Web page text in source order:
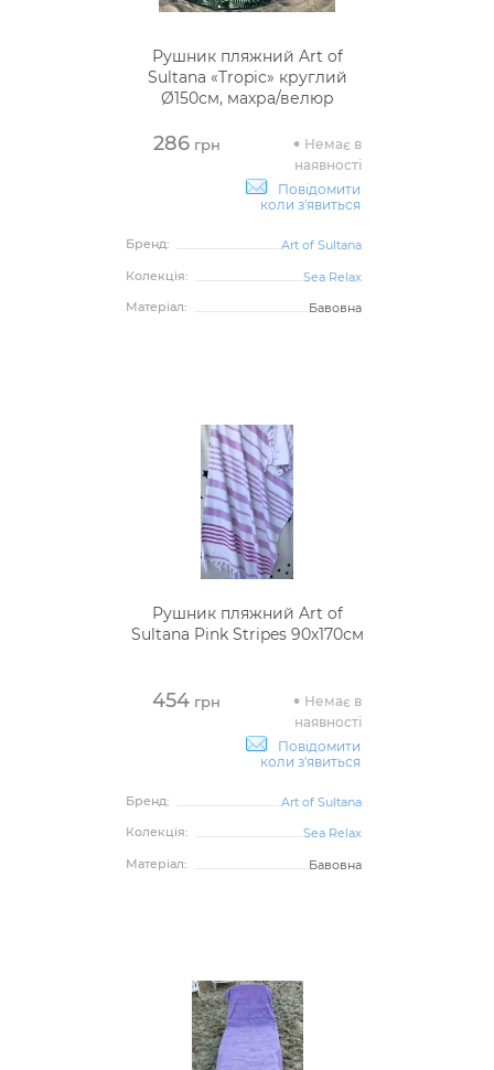
Рушник пляжний Art of
Sultana «Tropic» круглий
Ø150см, махра/велюр
286грн
Немає в
наявності
Повідомити
коли з'явиться
Бренд:
Art of Sultana
Колекція:
Sea Relax
Матеріал:
Бавовна
Рушник пляжний Art of
Sultana Pink Stripes 90х170см
454 грн
Немає в
наявності
Повідомити
коли з'явиться
Бренд:
Art of Sultana
Колекція:
Sea Relax
Матеріал:
Бавовна